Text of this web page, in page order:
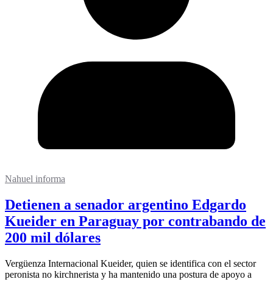
Nahuel informa
Detienen a senador argentino Edgardo
Kueider en Paraguay por contrabando de
200 mil dólares
Vergüenza Internacional Kueider, quien se identifica con el sector
peronista no kirchnerista y ha mantenido una postura de apoyo a